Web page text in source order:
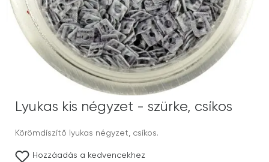
Lyukas kis négyzet - szürke, csíkos
Körömdíszítő lyukas négyzet, csíkos.
Hozzáadás a kedvencekhez